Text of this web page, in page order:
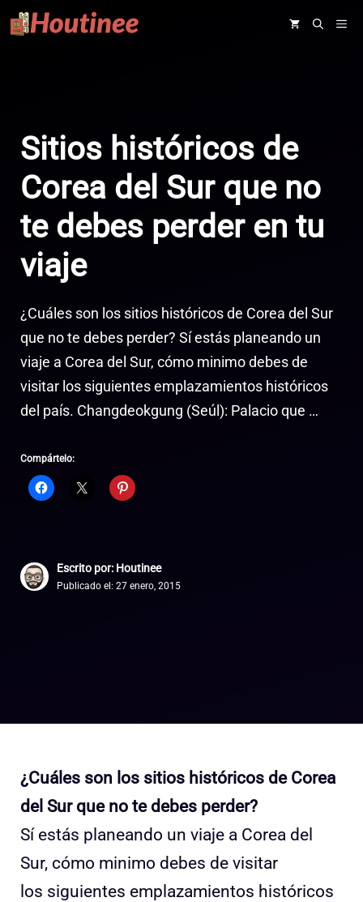
Saltar
al
Sitios históricos de
Corea del Sur que no
te debes perder en tu
viaje
¿Cuáles son los sitios históricos de Corea del Sur
que no te debes perder? Sí estás planeando un
viaje a Corea del Sur, cómo minimo debes de
visitar los siguientes emplazamientos históricos
del país. Changdeokgung (Seúl): Palacio que …
Compártelo:
Escrito por: Houtinee
Publicado el: 27 enero, 2015
¿Cuáles son los sitios históricos de Corea
del Sur que no te debes perder?
Sí estás planeando un viaje a Corea del
Sur, cómo minimo debes de visitar
los siguientes emplazamientos históricos